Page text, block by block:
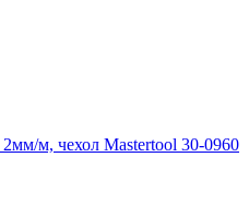
м, чехол Mastertool 30-0960